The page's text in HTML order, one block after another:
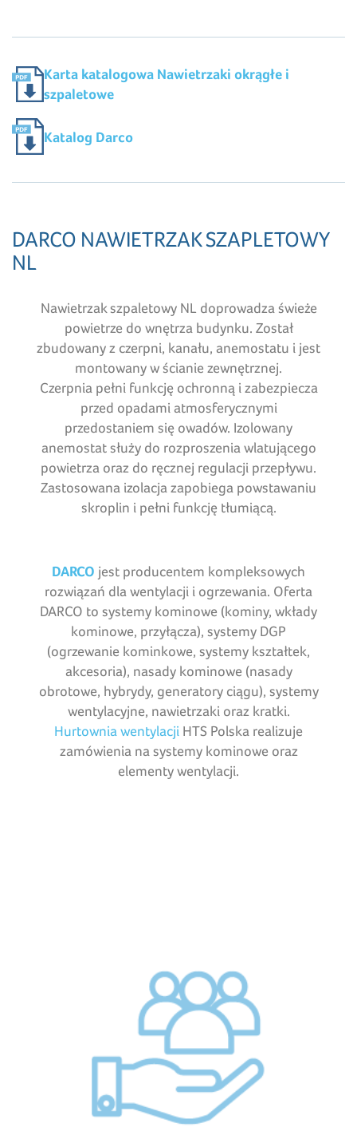
Karta katalogowa Nawietrzaki okrągłe i
szpaletowe
Katalog Darco
DARCO NAWIETRZAK SZAPLETOWY
NL
Nawietrzak szpaletowy NL doprowadza świeże
powietrze do wnętrza budynku. Został
zbudowany z czerpni, kanału, anemostatu i jest
montowany w ścianie zewnętrznej.
Czerpnia pełni funkcję ochronną i zabezpiecza
przed opadami atmosferycznymi
przedostaniem się owadów. Izolowany
anemostat służy do rozproszenia wlatującego
powietrza oraz do ręcznej regulacji przepływu.
Zastosowana izolacja zapobiega powstawaniu
skroplin i pełni funkcję tłumiącą.
DARCO jest producentem kompleksowych
rozwiązań dla wentylacji i ogrzewania. Oferta
DARCO to systemy kominowe (kominy, wkłady
kominowe, przyłącza), systemy DGP
(ogrzewanie kominkowe, systemy kształtek,
akcesoria), nasady kominowe (nasady
obrotowe, hybrydy, generatory ciągu), systemy
wentylacyjne, nawietrzaki oraz kratki.
Hurtownia wentylacji HTS Polska realizuje
zamówienia na systemy kominowe oraz
elementy wentylacji.